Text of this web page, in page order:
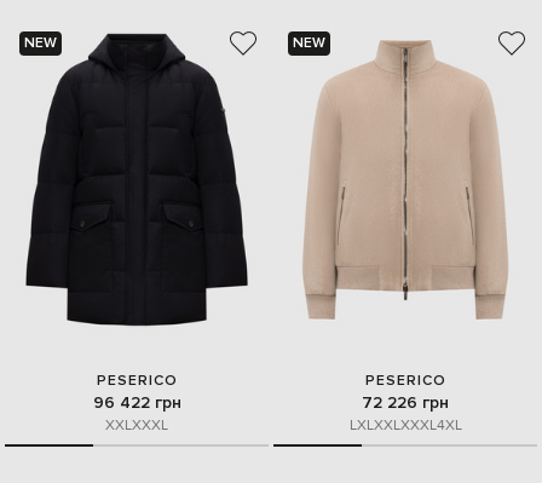
NEW
PESERICO
96 422 грн
XXLXXXL
NEW
PESERICO
72 226 грн
LXLXXLXXXL4XL